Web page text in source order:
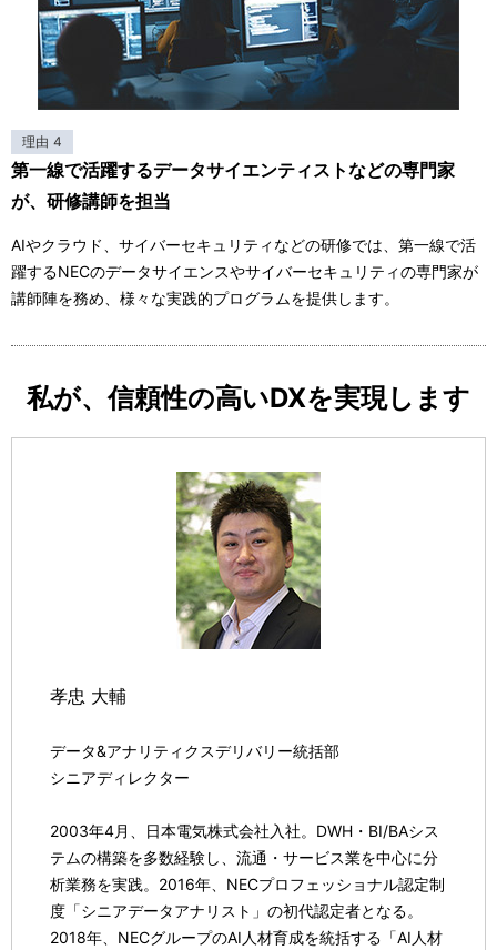
理由 4
第一線で活躍するデータサイエンティストなどの専門家
が、研修講師を担当
AIやクラウド、サイバーセキュリティなどの研修では、第一線で活
躍するNECのデータサイエンスやサイバーセキュリティの専門家が
講師陣を務め、様々な実践的プログラムを提供します。
私が、信頼性の高いDXを実現します
孝忠 大輔
データ&アナリティクスデリバリー統括部
シニアディレクター
2003年4月、日本電気株式会社入社。DWH・BI/BAシス
テムの構築を多数経験し、流通・サービス業を中心に分
析業務を実践。2016年、NECプロフェッショナル認定制
度「シニアデータアナリスト」の初代認定者となる。
2018年、NECグループのAI人材育成を統括する「AI人材